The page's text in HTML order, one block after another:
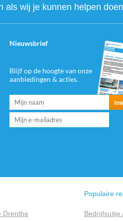
als wij je kunnen helpen
Nieuwsbrief
Blijf op de hoogte van onze
aanbiedingen & acties.
Drenthe
Populaire
Bedrijfsuitje